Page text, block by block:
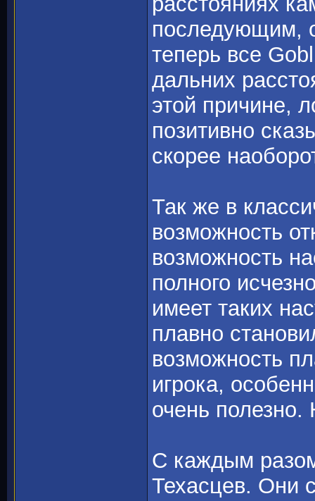
последующим,
теперь все
дальних
этой причине,
позитивно
скорее
Так же в
возможность
возможность
полного
имеет таких
плавно
возможность
игрока,
очень полезно.
С каждым
Техасцев. Они